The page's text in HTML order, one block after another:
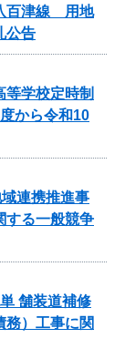
百津線 用地
公告
学校定時制
から令和10
連携推進事
する一般競争
舗装道補修
務）工事に関